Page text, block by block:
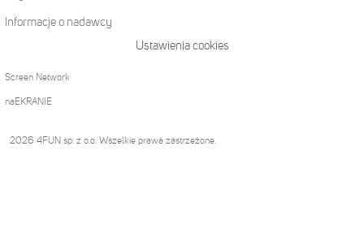
Informacje o nadawcy
Ustawienia cookies
Screen Network
naEKRANIE
2026 4FUN sp. z o.o. Wszelkie prawa zastrzeżone.